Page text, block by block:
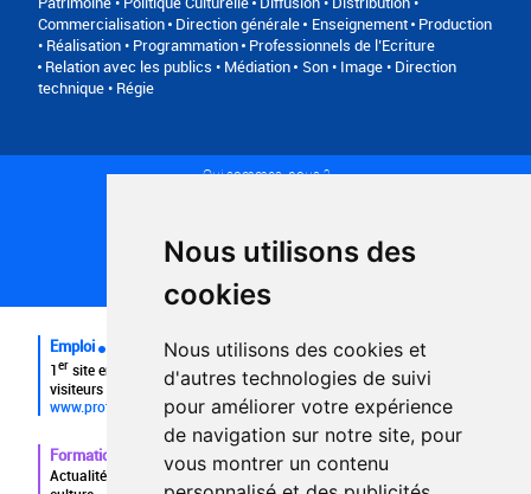
Nous utilisons des
cookies
Nous utilisons des cookies et
d'autres technologies de suivi
pour améliorer votre expérience
de navigation sur notre site, pour
vous montrer un contenu
Commercialisation Direction générale Enseignement Production
• Réalisation • Programmation Professionnels de l’Ecriture
Relation avec les publics • Médiation
Son • Image • Direction
technique • Régie
Qui sommes-nous ?
Plan du site
FAQ recruteurs
FAQ
Emploi
1er site emploi du secteur culturel 784.000 visites et 230.000
visiteurs uniques par mois.
www.profilculture.com
Formation
Actualités, guide et annuaire des formations aux métiers de la